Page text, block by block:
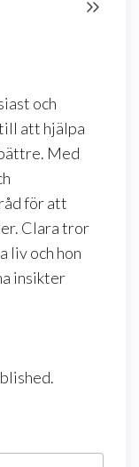
och
att hjälpa
Med
för att
Clara tror
liv och hon
insikter